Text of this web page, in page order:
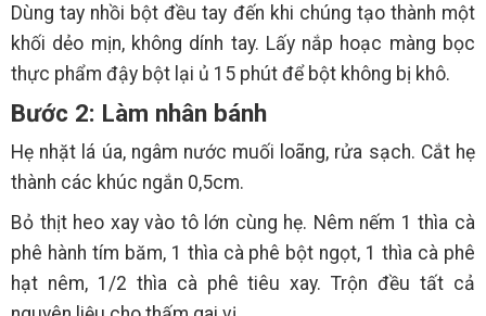
Dùng tay nhồi bột đều tay đến khi chúng tạo thành một
khối dẻo mịn, không dính tay. Lấy nắp hoạc màng bọc
thực phẩm đậy bột lại ủ 15 phút để bột không bị khô.
Bước 2: Làm nhân bánh
Hẹ nhặt lá úa, ngâm nước muối loãng, rửa sạch. Cắt hẹ
thành các khúc ngắn 0,5cm.
Bỏ thịt heo xay vào tô lớn cùng hẹ. Nêm nếm 1 thìa cà
phê hành tím băm, 1 thìa cà phê bột ngọt, 1 thìa cà phê
hạt nêm, 1/2 thìa cà phê tiêu xay. Trộn đều tất cả